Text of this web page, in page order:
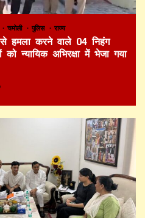
चमोली पुलिस राज्य
से हमला करने वाले 04 निहंग
को न्यायिक अभिरक्षा में भेजा गया